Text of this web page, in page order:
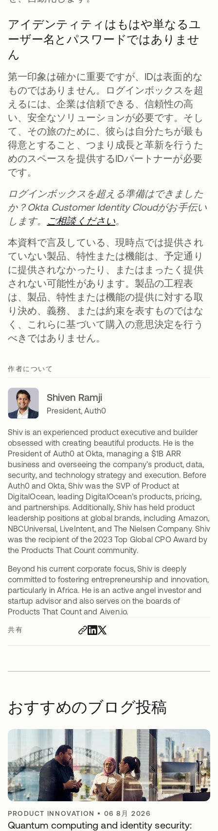
共有
アイデンティティはもはや単なるユ
ーザー名とパスワードではありませ
ん
第一印象は確かに重要ですが、IDは表面的な
ものではありません。ログインボックスを超
えるには、企業は信頼できる、信頼性の高
い、安全なソリューションが必要です。そし
て、その旅のために、彼らは自分たちが最も
得意とすること、つまり成長と革新を行うた
めのスペースを提供するIDパートナーが必要
です。
ログインボックスを超える準備はできました
か？Okta Customer Identity Cloudがお手伝い
します。 ご相談ください新しいタブで開く
。
本資料で言及している、現時点では提供され
ていない製品、特性または機能は、予定通り
に提供されなかったり、またはまったく提供
されない可能性があります。製品の工程表
は、製品、特性または機能の提供に対する取
り決め、義務、または約束を表すものではな
く、これらに基づいて購入の意思決定を行う
べきではありません。
作者について
Shiven Ramji
President, Auth0
Shiv is an experienced product executive and builder
obsessed with creating beautiful products. He is the
President of Auth0 at Okta, managing a $1B ARR
business and overseeing the company’s product, data,
security, and technology strategy and execution. Before
Auth0 and Okta, Shiv was the SVP of Product at
DigitalOcean, leading DigitalOcean’s products, pricing,
and partnerships. Additionally, Shiv has held product
leadership positions at global brands, including Amazon,
NBCUniversal, LiveIntent, and The Nielsen Company. Shiv
was the recipient of the 2023 Top Global CPO Award by
the Products That Count community.
Beyond his current corporate focus, Shiv is deeply
committed to fostering entrepreneurship and innovation,
particularly in Africa. He is an active angel investor and
startup advisor and also serves on the boards of
Products That Count and Aiven.io.
おすすめのブログ投稿
PRODUCT INNOVATION • 06 8月 2026
Quantum computing and identity security: